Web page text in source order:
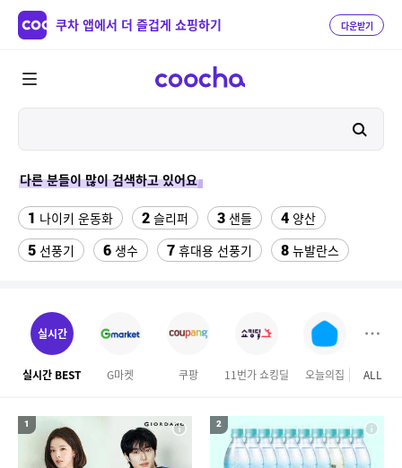
쿠차 앱에서 더 즐겁게 쇼핑하기 다운받기
다른 분들이 많이 검색하고 있어요
1 나이키 운동화 2 슬리퍼 3 샌들 4 양산
5 선풍기 6 생수 7 휴대용 선풍기 8 뉴발란스
11 여자라인 댄스복롱스커트
13 업소용 가림막
15 싼미니인형뽑기기계 16 전기롤 17 여성실내수영복
가정용 인형뽑기기계 버거킹 콩국수면
ALL
실시간
실시간 BEST G마켓 쿠팡 11번가 쇼킹딜 오늘의집 하프
1 2